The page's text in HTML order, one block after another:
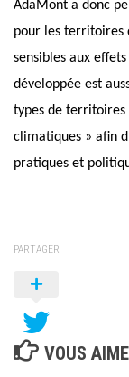
AdaMont a donc
pour les territoires
sensibles aux
développée est
types de territoires
climatiques » afin
pratiques et
PARTAGER
VOUS